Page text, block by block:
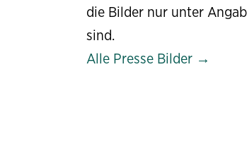
die Bilder nur unter
sind.
Alle Presse Bilder →